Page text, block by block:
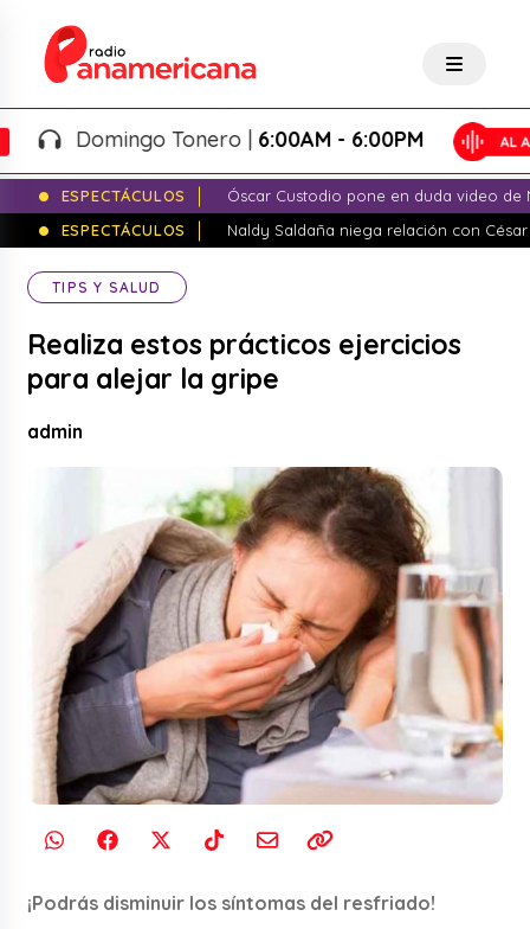
Domingo Tonero |6:00AM - 6:00PM
ESPECTÁCULOS
Óscar Custodio pone en duda video de
ESPECTÁCULOS
Naldy Saldaña niega relación con
TIPS Y SALUD
Realiza estos prácticos ejercicios
para alejar la gripe
admin
¡Podrás disminuir los síntomas del resfriado!